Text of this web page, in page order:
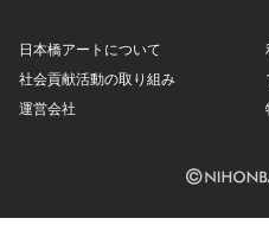
日本橋アートについて
社会貢献活動の取り組み
運営会社